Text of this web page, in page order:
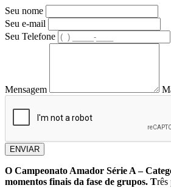
Seu nome
Seu e-mail
Seu Telefone
Mensagem
ENVIAR
O Campeonato Amador Série A –
momentos finais da fase de grupos. Três